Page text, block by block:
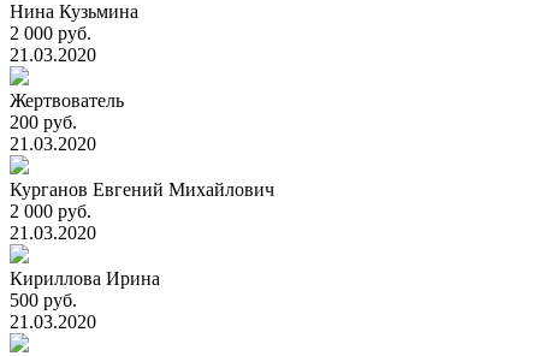
Нина Кузьмина
2 000 руб.
21.03.2020
Жертвователь
200 руб.
21.03.2020
Курганов Евгений Михайлович
2 000 руб.
21.03.2020
Кириллова Ирина
500 руб.
21.03.2020